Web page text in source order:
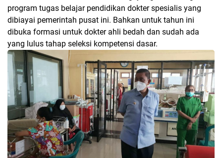
program tugas belajar pendidikan dokter spesialis yang
dibiayai pemerintah pusat ini. Bahkan untuk tahun ini
dibuka formasi untuk dokter ahli bedah dan sudah ada
yang lulus tahap seleksi kompetensi dasar.